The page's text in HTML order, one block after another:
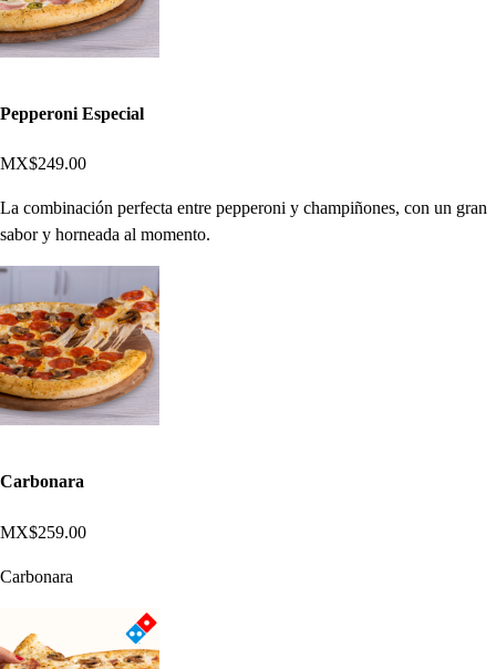
Pepperoni Especial
MX$249.00
La combinación perfecta entre pepperoni y champiñones, con un gran
sabor y horneada al momento.
Carbonara
MX$259.00
Carbonara